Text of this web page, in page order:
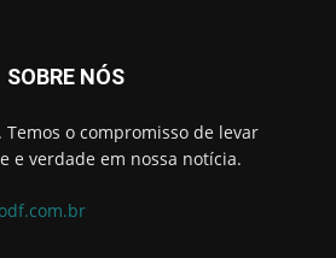
SOBRE NÓS
Temos o compromisso de levar
e verdade em nossa notícia.